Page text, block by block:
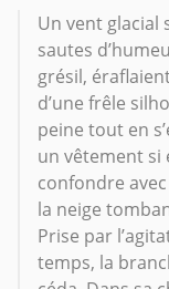
Un vent glacial
sautes
grésil,
d’une frêle
peine tout en
un vêtement si
confondre
la neige
Prise par
temps, la